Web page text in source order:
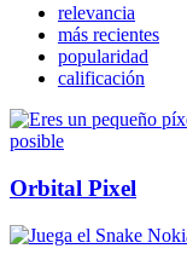
relevancia
más recientes
popularidad
calificación
Orbital Pixel